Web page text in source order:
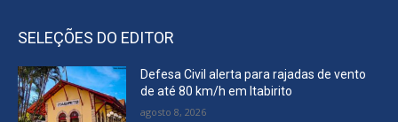
SELEÇÕES DO EDITOR
Defesa Civil alerta para rajadas de vento
de até 80 km/h em Itabirito
agosto 8, 2026